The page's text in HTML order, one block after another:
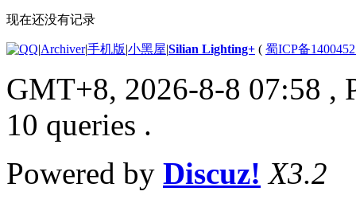
现在还没有记录
|Archiver|手机版|小黑屋|Silian Lighting+ ( 蜀ICP备
GMT+8, 2026-8-8 07:58 ,
10 queries .
Powered by Discuz! X3.2